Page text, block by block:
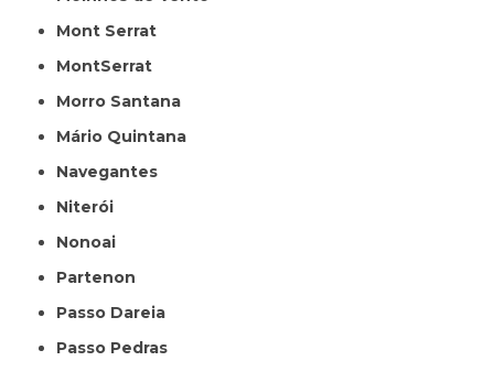
Mont Serrat
MontSerrat
Morro Santana
Mário Quintana
Navegantes
Niterói
Nonoai
Partenon
Passo Dareia
Passo Pedras